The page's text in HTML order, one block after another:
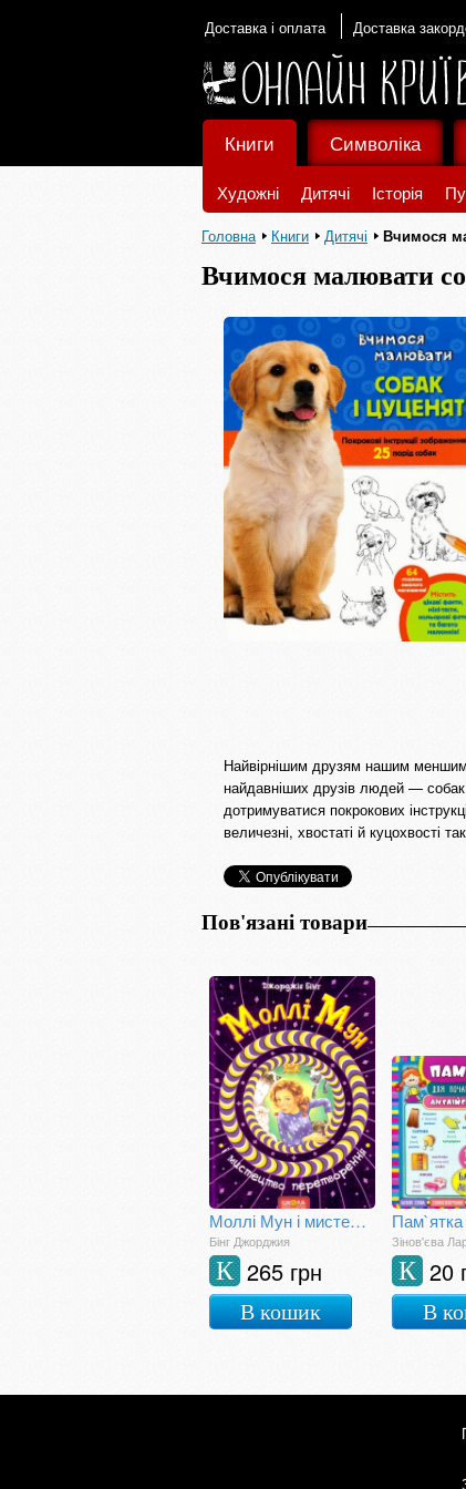
Доставка і оплата Доставка
Книги
Художні Дитячі Історія
Символіка
Головна Книги Дитячі Вчимося
Вчимося малювати
Найвірнішим друзям нашим меншим
найдавніших друзів людей —
дотримуватися покрокових
величезні, хвостаті й куцохвості
Пов'язані товари
Моллі Мун і мистецтво перетворення
Бінг Джорджия
265 грн
К
В кошик
Зінов'єва
20
К
В